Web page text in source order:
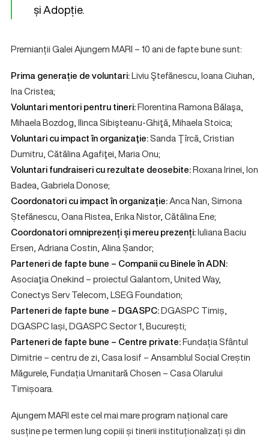
și Adopție.
Premianții Galei Ajungem MARI – 10 ani de fapte bune sunt:
Prima generație de voluntari:Liviu Ştefănescu, Ioana Ciuhan,
Ina Cristea;
Voluntari mentori pentru tineri:Florentina Ramona Bălaşa,
Mihaela Bozdog, Ilinca Sibişteanu-Ghiţă, Mihaela Stoica;
Voluntari cu impact în organizaţie:Sanda Ţîrcă, Cristian
Dumitru, Cătălina Agafiţei, Maria Onu;
Voluntari fundraiseri cu rezultate deosebite:Roxana Irinei, Ion
Badea, Gabriela Donose;
Coordonatori cu impact în organizație:Anca Nan, Simona
Ștefănescu, Oana Ristea, Erika Nistor, Cătălina Ene;
Coordonatori omniprezenți și mereu prezenți:Iuliana Baciu
Ersen, Adriana Costin, Alina Șandor;
Parteneri de fapte bune – Companii cu Binele în ADN:
Asociaţia Onekind – proiectul Galantom, United Way,
Conectys Serv Telecom, LSEG Foundation;
Parteneri de fapte bune – DGASPC:DGASPC Timiș,
DGASPC Iași, DGASPC Sector 1, București;
Parteneri de fapte bune – Centre private:Fundația Sfântul
Dimitrie – centru de zi, Casa Iosif – Ansamblul Social Creștin
Măgurele, Fundația Umanitară Chosen – Casa Olarului
Timișoara.
Ajungem MARI este cel mai mare program național care
susține pe termen lung copiii și tinerii instituționalizați și din